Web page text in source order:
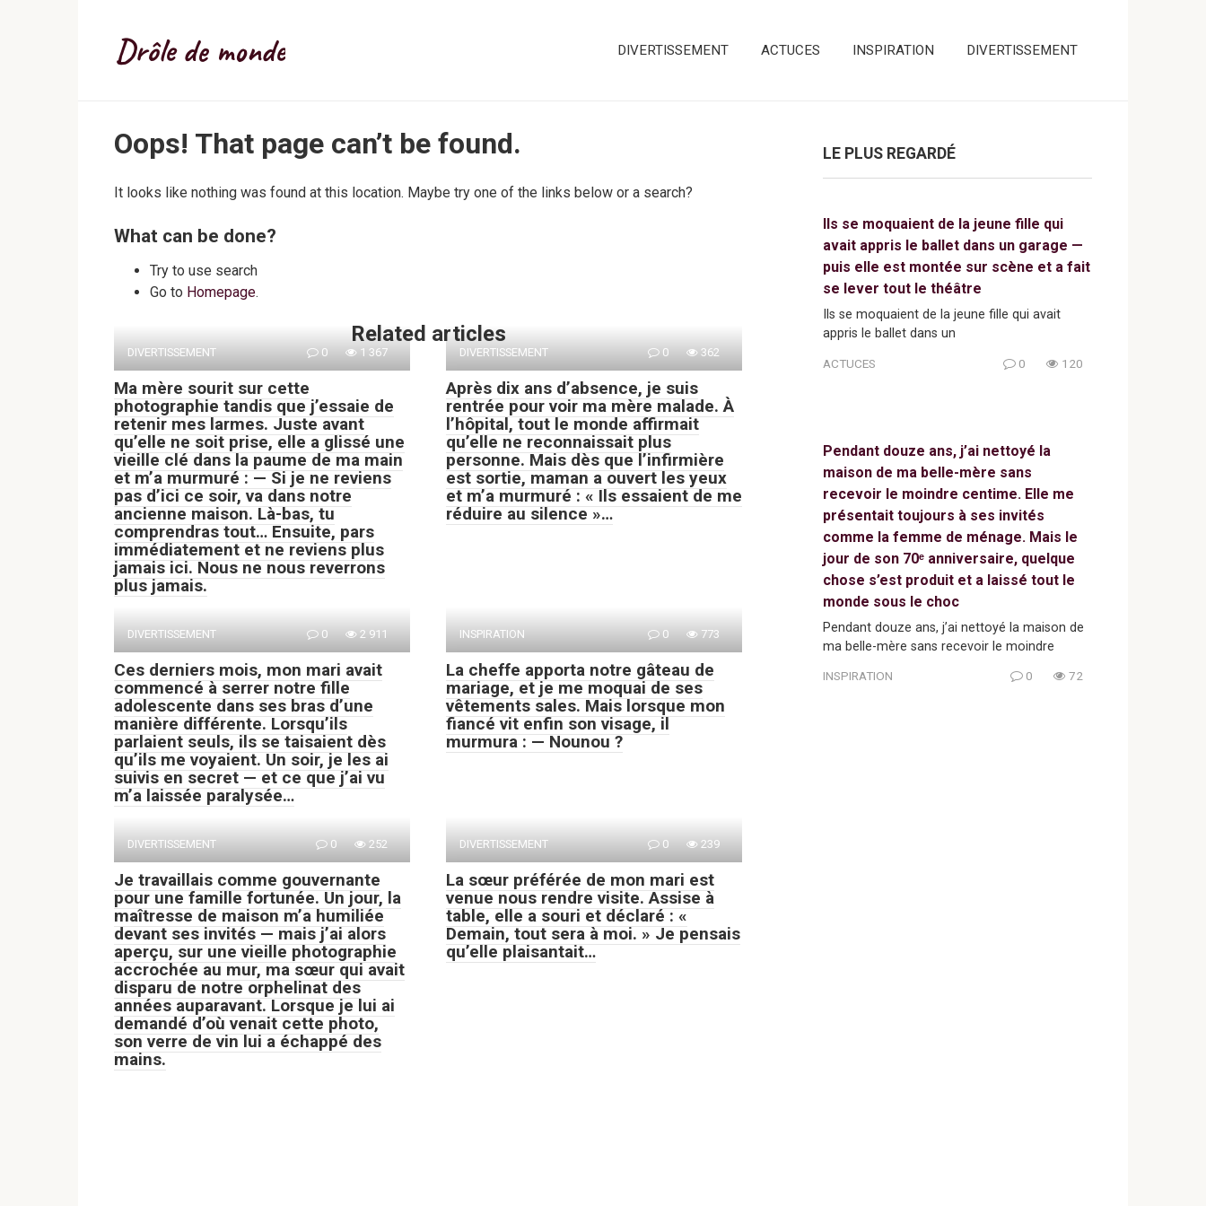
Drôle de monde DIVERTISSEMENT ACTUCES INSPIRATION DIVERTISSEMENT
Oops! That page can’t be found.
It looks like nothing was found at this location. Maybe try one of the links below or a search?
What can be done?
Try to use search
Go to Homepage.
Related articles
DIVERTISSEMENT 0 1 367
Ma mère sourit sur cette
photographie tandis que j’essaie de
retenir mes larmes. Juste avant
qu’elle ne soit prise, elle a glissé une
vieille clé dans la paume de ma main
et m’a murmuré : — Si je ne reviens
pas d’ici ce soir, va dans notre
ancienne maison. Là-bas, tu
comprendras tout… Ensuite, pars
immédiatement et ne reviens plus
jamais ici. Nous ne nous reverrons
plus jamais.
DIVERTISSEMENT 0 362
Après dix ans d’absence, je suis
rentrée pour voir ma mère malade. À
l’hôpital, tout le monde affirmait
qu’elle ne reconnaissait plus
personne. Mais dès que l’infirmière
est sortie, maman a ouvert les yeux
et m’a murmuré : « Ils essaient de me
réduire au silence »…
DIVERTISSEMENT 0 2 911
Ces derniers mois, mon mari avait
commencé à serrer notre fille
adolescente dans ses bras d’une
manière différente. Lorsqu’ils
parlaient seuls, ils se taisaient dès
qu’ils me voyaient. Un soir, je les ai
suivis en secret — et ce que j’ai vu
m’a laissée paralysée…
INSPIRATION 0 773
La cheffe apporta notre gâteau de
mariage, et je me moquai de ses
vêtements sales. Mais lorsque mon
fiancé vit enfin son visage, il
murmura : — Nounou ?
DIVERTISSEMENT 0 252
Je travaillais comme gouvernante
pour une famille fortunée. Un jour, la
maîtresse de maison m’a humiliée
devant ses invités — mais j’ai alors
aperçu, sur une vieille photographie
accrochée au mur, ma sœur qui avait
disparu de notre orphelinat des
années auparavant. Lorsque je lui ai
demandé d’où venait cette photo,
son verre de vin lui a échappé des
mains.
DIVERTISSEMENT 0 239
La sœur préférée de mon mari est
venue nous rendre visite. Assise à
table, elle a souri et déclaré : «
Demain, tout sera à moi. » Je pensais
qu’elle plaisantait…
LE PLUS REGARDÉ
Ils se moquaient de la jeune fille qui
avait appris le ballet dans un garage —
puis elle est montée sur scène et a fait
se lever tout le théâtre
Ils se moquaient de la jeune fille qui avait
appris le ballet dans un
ACTUCES 0 120
Pendant douze ans, j’ai nettoyé la
maison de ma belle-mère sans
recevoir le moindre centime. Elle me
présentait toujours à ses invités
comme la femme de ménage. Mais le
jour de son 70ᵉ anniversaire, quelque
chose s’est produit et a laissé tout le
monde sous le choc
Pendant douze ans, j’ai nettoyé la maison de
ma belle-mère sans recevoir le moindre
INSPIRATION 0 72